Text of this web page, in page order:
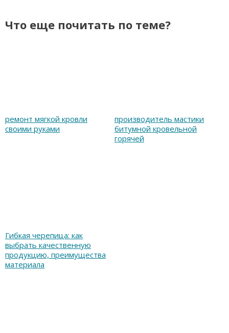
Что еще почитать по теме?
ремонт мягкой кровли
своими руками
производитель мастики
битумной кровельной
горячей
Гибкая черепица: как
выбрать качественную
продукцию, преимущества
материала